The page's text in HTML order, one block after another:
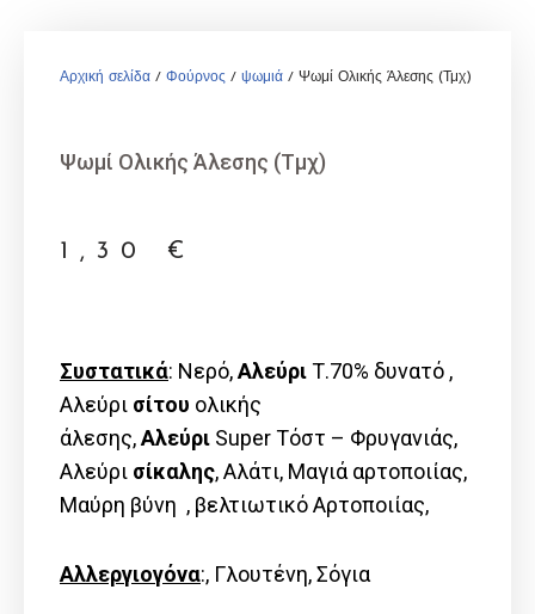
Αρχική σελίδα / Φούρνος / ψωμιά / Ψωμί Ολικής Άλεσης (Τμχ)
Ψωμί Ολικής Άλεσης (Τμχ)
1,30 €
Συστατικά: Νερό,ΑλεύριΤ.70% δυνατό ,
Αλεύρι σίτου ολικής
άλεσης,Αλεύρι Super Τόστ – Φρυγανιάς,
Αλεύρι σίκαλης, Αλάτι, Μαγιά αρτοποιίας,
Μαύρη βύνη , βελτιωτικό Αρτοποιίας,
Αλλεργιογόνα:, Γλουτένη, Σόγια